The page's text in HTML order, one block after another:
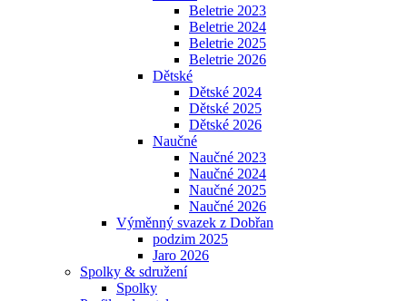
Beletrie 2023
Beletrie 2024
Beletrie 2025
Beletrie 2026
Dětské
Dětské 2024
Dětské 2025
Dětské 2026
Naučné
Naučné 2023
Naučné 2024
Naučné 2025
Naučné 2026
Výměnný svazek z Dobřan
podzim 2025
Jaro 2026
Spolky & sdružení
Spolky